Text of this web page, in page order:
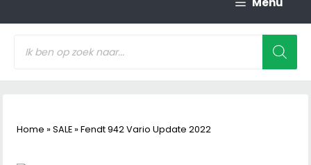
zoeken
Home » SALE» Fendt 942 Vario Update 2022